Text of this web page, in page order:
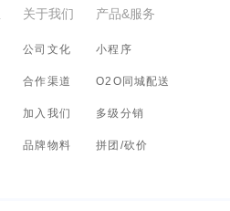
关于我们
公司文化
合作渠道
加入我们
品牌物料
产品&服务
小程序
O2O同城配送
多级分销
拼团/砍价